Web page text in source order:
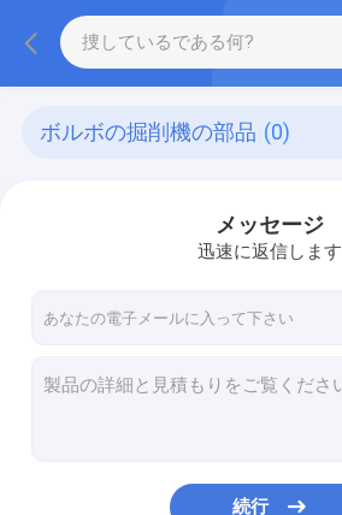
ボルボの掘削機の部品 (0)
メッセージ
迅速に返信します
続行